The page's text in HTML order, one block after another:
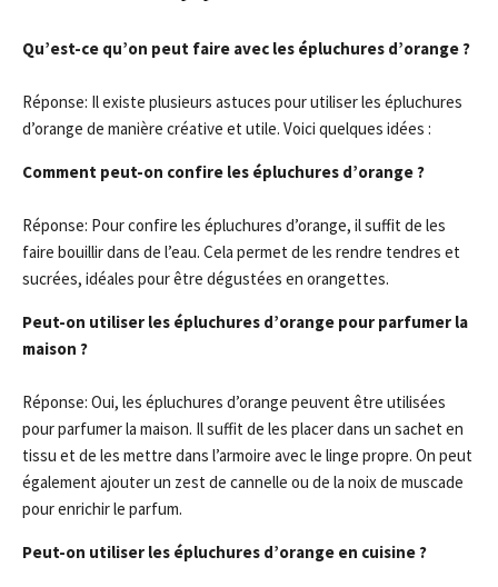
Qu’est-ce qu’on peut faire avec les épluchures d’orange ?
Réponse: Il existe plusieurs astuces pour utiliser les épluchures
d’orange de manière créative et utile. Voici quelques idées :
Comment peut-on confire les épluchures d’orange ?
Réponse: Pour confire les épluchures d’orange, il suffit de les
faire bouillir dans de l’eau. Cela permet de les rendre tendres et
sucrées, idéales pour être dégustées en orangettes.
Peut-on utiliser les épluchures d’orange pour parfumer la
maison ?
Réponse: Oui, les épluchures d’orange peuvent être utilisées
pour parfumer la maison. Il suffit de les placer dans un sachet en
tissu et de les mettre dans l’armoire avec le linge propre. On peut
également ajouter un zest de cannelle ou de la noix de muscade
pour enrichir le parfum.
Peut-on utiliser les épluchures d’orange en cuisine ?